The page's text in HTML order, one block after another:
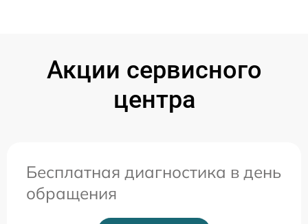
Акции сервисного
центра
Бесплатная диагностика в день
обращения